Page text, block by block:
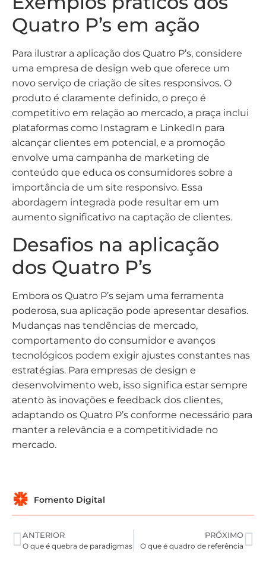
Quatro P’s em ação
Para ilustrar a aplicação dos Quatro P’s, considere
uma empresa de design web que oferece um
novo serviço de criação de sites responsivos. O
produto é claramente definido, o preço é
competitivo em relação ao mercado, a praça inclui
plataformas como Instagram e LinkedIn para
alcançar clientes em potencial, e a promoção
envolve uma campanha de marketing de
conteúdo que educa os consumidores sobre a
importância de um site responsivo. Essa
abordagem integrada pode resultar em um
aumento significativo na captação de clientes.
Desafios na aplicação
dos Quatro P’s
Embora os Quatro P’s sejam uma ferramenta
poderosa, sua aplicação pode apresentar desafios.
Mudanças nas tendências de mercado,
comportamento do consumidor e avanços
tecnológicos podem exigir ajustes constantes nas
estratégias. Para empresas de design e
desenvolvimento web, isso significa estar sempre
atento às inovações e feedback dos clientes,
adaptando os Quatro P’s conforme necessário para
manter a relevância e a competitividade no
mercado.
Fomento Digital
ANTERIOR
O que é quebra de paradigmas
PRÓXIMO
O que é quadro de referência